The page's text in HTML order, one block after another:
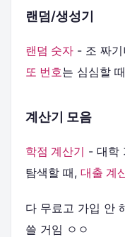
랜덤/생성기
랜덤 숫자 - 조 짜
또 번호는 심심할
계산기 모음
학점 계산기 - 대학
탐색할 때, 대출 계
다 무료고 가입 안
쓸 거임 ㅇㅇ